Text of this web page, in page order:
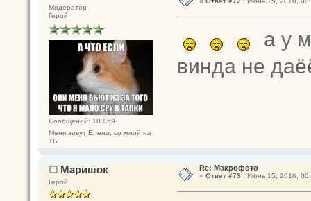
Модератор
Герой
Сообщений: 18 859
Меня зовут Елена, со мной на
ТЫ.
а у
винда не
Маришок
Герой
Re: Макрофото
« Ответ #73 :Июнь 15, 2016,